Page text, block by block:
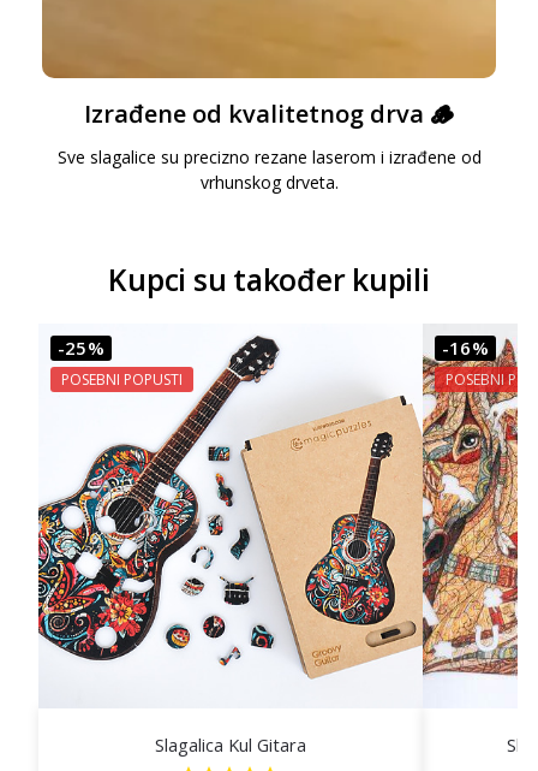
Izrađene od kvalitetnog drva 🪵
Sve slagalice su precizno rezane laserom i izrađene od
vrhunskog drveta.
Kupci su također kupili
-25%
POSEBNI POPUSTI
Slagalica Kul Gitara
-16%
POSEBNI